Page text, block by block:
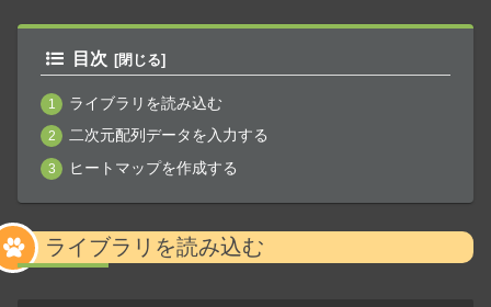
目次
ライブラリを読み込む
二次元配列データを入力する
ヒートマップを作成する
ライブラリを読み込む